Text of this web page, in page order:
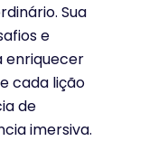
Sua
e
enriquecer
cada lição
de
imersiva.